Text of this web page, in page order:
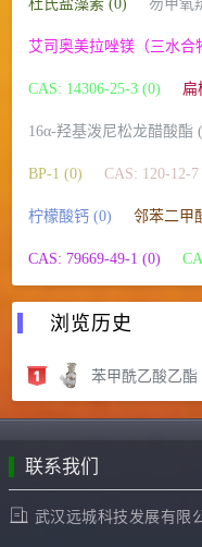
杜氏盐藻素 (0) 芴甲氧
艾司奥美拉唑镁（三水合
CAS: 14306-25-3 (0) 扁
16α-羟基泼尼松龙醋酸酯
BP-1 (0) CAS: 120-12-7
柠檬酸钙 (0) 邻苯二甲
CAS: 79669-49-1 (0)
浏览历史
苯甲酰乙酸乙酯
联系我们
武汉远城科技发展有限